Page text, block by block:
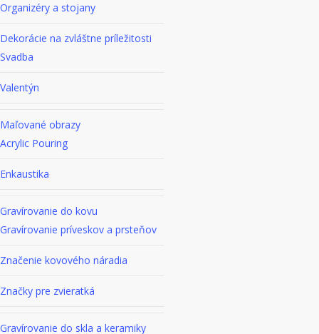
Organizéry a stojany
Dekorácie na zvláštne príležitosti
Svadba
Valentýn
Maľované obrazy
Acrylic Pouring
Enkaustika
Gravírovanie do kovu
Gravírovanie príveskov a prsteňov
Značenie kovového náradia
Značky pre zvieratká
Gravírovanie do skla a keramiky